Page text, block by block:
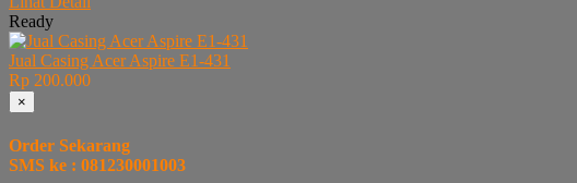
Ready
Jual Casing Acer Aspire E1-431
Rp 200.000
×
Order Sekarang
SMS ke : 081230001003